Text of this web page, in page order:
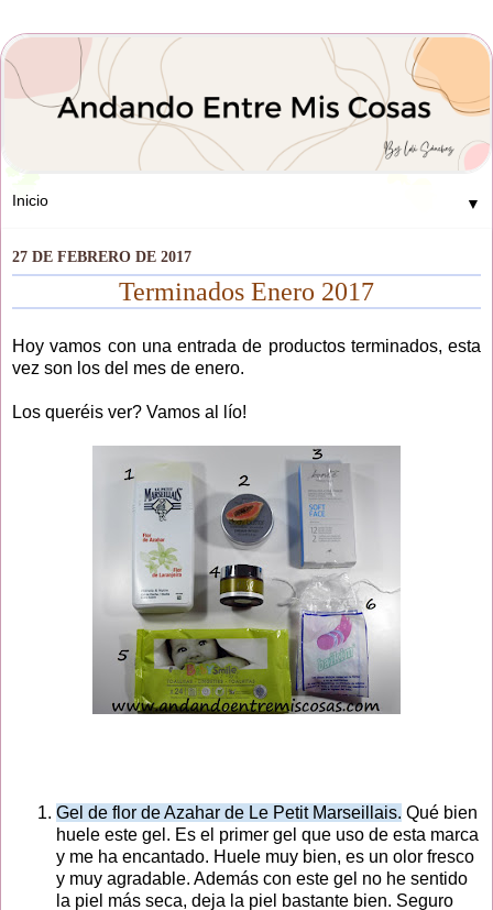
▼
27 DE FEBRERO DE 2017
Terminados Enero 2017
Hoy vamos con una entrada de productos terminados, esta
vez son los del mes de enero.
Los queréis ver? Vamos al lío!
Gel de flor de Azahar de Le Petit Marseillais. Qué bien
huele este gel. Es el primer gel que uso de esta marca
y me ha encantado. Huele muy bien, es un olor fresco
y muy agradable. Además con este gel no he sentido
la piel más seca, deja la piel bastante bien. Seguro